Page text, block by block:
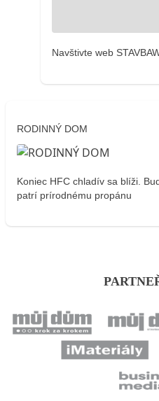
Navštivte web
RODINNÝ DOM
Koniec HFC chladív sa blíži.
patrí prírodnému propánu